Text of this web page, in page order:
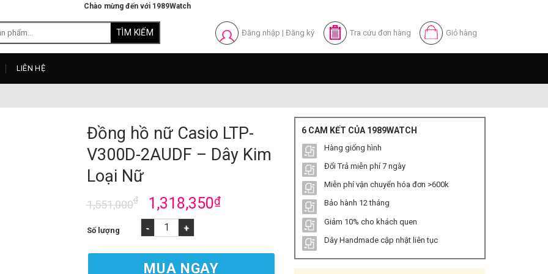
Chào mừng đến với 1989Watch
Đăng nhập | Đăng ký Tra cứu đơn hàng Giỏ hàng
LIÊN HỆ
Đồng hồ nữ Casio LTP-
V300D-2AUDF – Dây Kim
Loại Nữ
1,551,000₫ 1,318,350₫
Đồng hồ nữ Casio LTP-V300D-2AUDF - Dây Kim Loại Nữ số lượng
MUA NGAY
6 CAM KẾT CỦA 1989WATCH
Hàng giống hình
Đổi Trả miễn phí 7 ngày
Miễn phí vận chuyển hóa đơn >600k
Bảo hành 12 tháng
Giảm 10% cho khách quen
Dây Handmade cập nhật liên tục